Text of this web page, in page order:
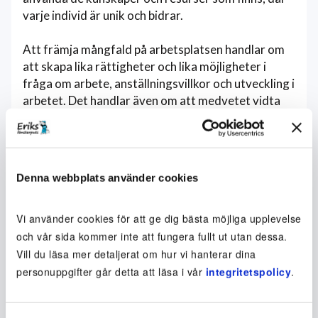
Denna webbplats använder cookies
Vi använder cookies för att ge dig bästa möjliga upplevelse
och vår sida kommer inte att fungera fullt ut utan dessa.
Vill du läsa mer detaljerat om hur vi hanterar dina
personuppgifter går detta att läsa i vår integritetspolicy.
varje individ är unik och bidrar.
Att främja mångfald på arbetsplatsen handlar om
att skapa lika rättigheter och lika möjligheter i
fråga om arbete, anställningsvillkor och utveckling i
arbetet. Det handlar även om att medvetet vidta
åtgärder för att öka och bättre ta tillvara på
mångfald genom t.ex. val representanter vid olika
projekt- och arbetsgrupper.
Eriks fönsterputs följer kontinuerligt arbetet kring
samtal med respektive anställd och kontinuerliga
gruppmöte för att säkerställa att alla mår bra på sin
arbetsplats.
initiativ från HR-avdelningen, våra kvinnliga